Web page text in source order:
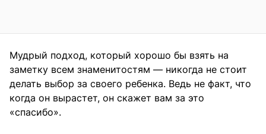
Мудрый подход, который хорошо бы взять на
заметку всем знаменитостям — никогда не стоит
делать выбор за своего ребенка. Ведь не факт, что
когда он вырастет, он скажет вам за это
«спасибо».